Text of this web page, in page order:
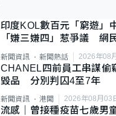
印度KOL數百元「窮遊
「嫌三嫌四」惹爭議 網
質旅客
新聞資訊 新聞熱話 2026年08
CHANEL四前員工串謀偷
毀品 分別判囚4至7年
新聞資訊 港聞 2026年08月03
流感｜曾接種疫苗七歲男